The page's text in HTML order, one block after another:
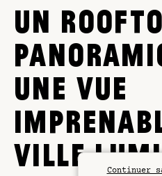
UN
UNE VUE
VILLE
Continuer